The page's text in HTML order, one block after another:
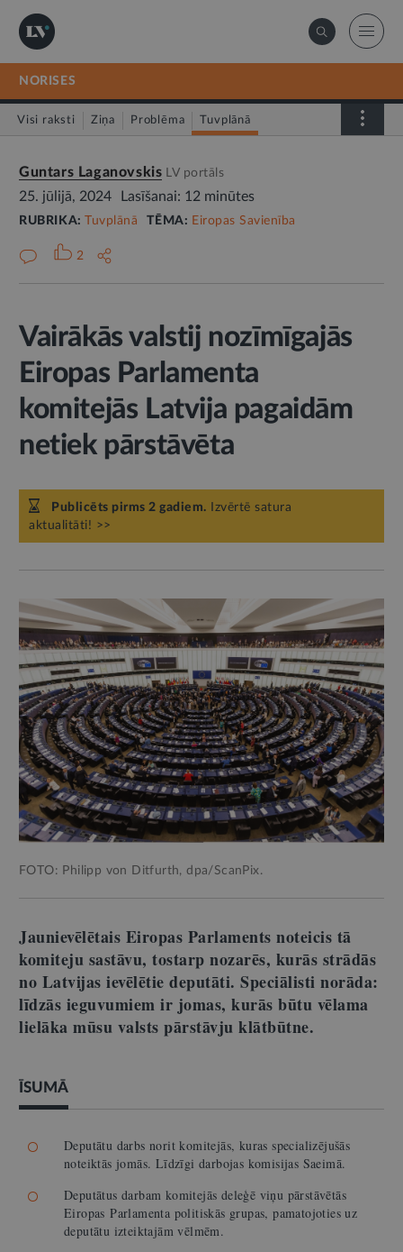
NORISES
Visi raksti Ziņa Problēma Tuvplānā
Guntars Laganovskis LV portāls
25. jūlijā, 2024 Lasīšanai: 12 minūtes
RUBRIKA: Tuvplānā TĒMA: Eiropas Savienība
2
Vairākās valstij nozīmīgajās
Eiropas Parlamenta
komitejās Latvija pagaidām
netiek pārstāvēta
Publicēts pirms 2 gadiem. Izvērtē satura
aktualitāti! >>
FOTO: Philipp von Ditfurth, dpa/ScanPix.
Jaunievēlētais Eiropas Parlaments noteicis tā
komiteju sastāvu, tostarp nozarēs, kurās strādās
no Latvijas ievēlētie deputāti. Speciālisti norāda:
līdzās ieguvumiem ir jomas, kurās būtu vēlama
lielāka mūsu valsts pārstāvju klātbūtne.
ĪSUMĀ
Deputātu darbs norit komitejās, kuras specializējušās
noteiktās jomās. Līdzīgi darbojas komisijas Saeimā.
Deputātus darbam komitejās deleģē viņu pārstāvētās
Eiropas Parlamenta politiskās grupas, pamatojoties uz
deputātu izteiktajām vēlmēm.